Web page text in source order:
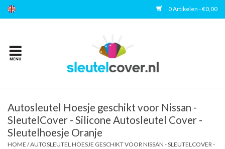
0 Artikelen - €0,00
Home
Accessoires
Veelgestelde vragen
Autosleutel Hoesje geschikt voor Nissan -
SleutelCover - Silicone Autosleutel Cover -
Sleutelhoesje Oranje
HOME /AUTOSLEUTEL HOESJE GESCHIKT VOOR NISSAN - SLEUTELCOVER -